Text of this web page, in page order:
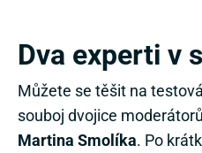
Dva experti v
Můžete se těšit na
souboj dvojice
Martina Smolíka. Po